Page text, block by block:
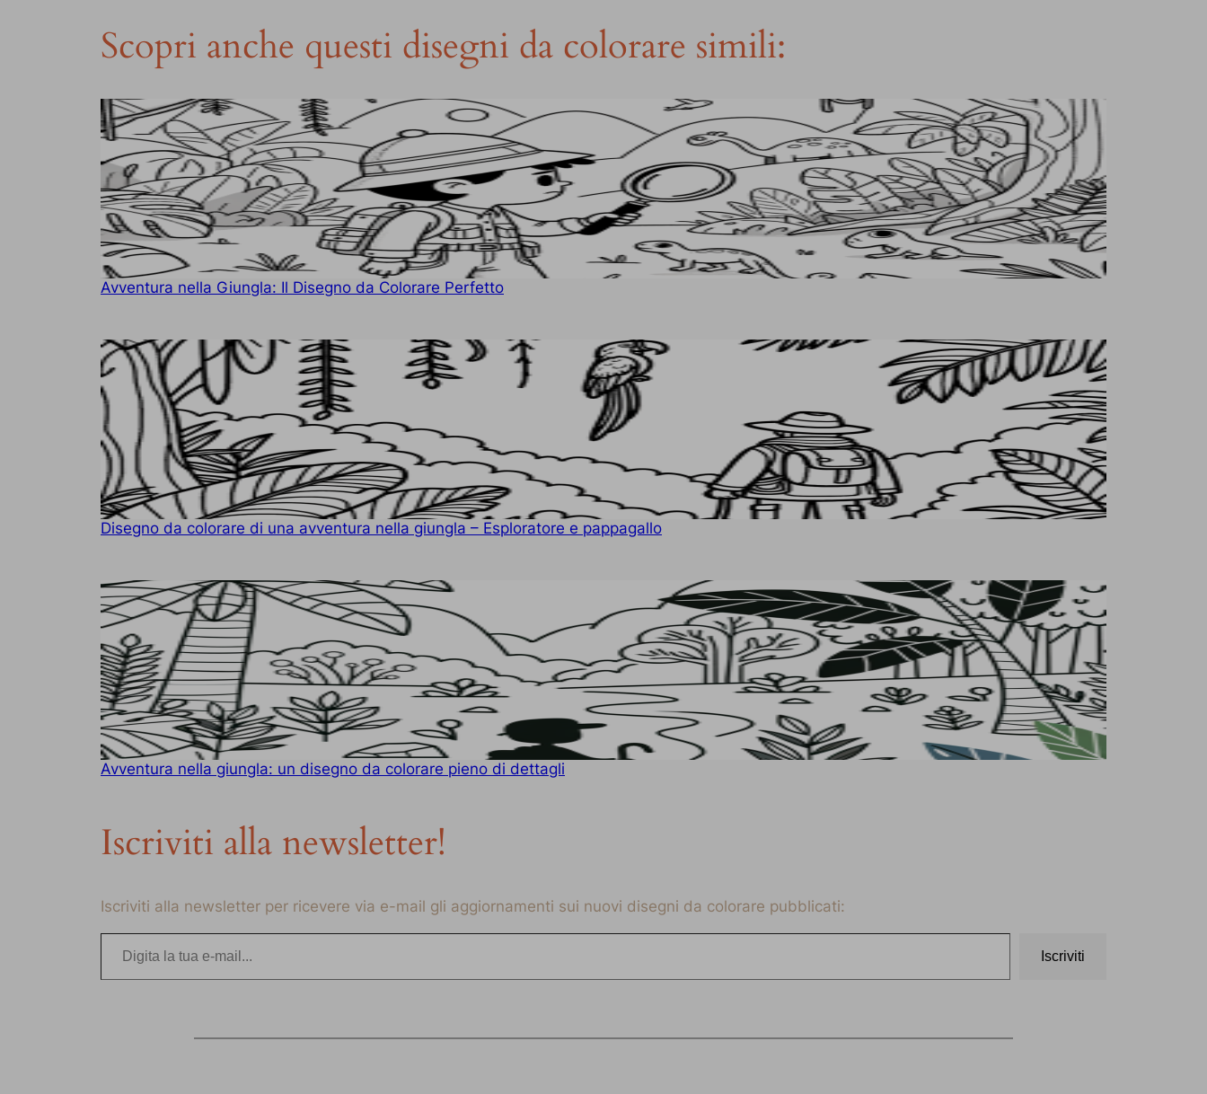
Scopri anche questi disegni da colorare simili:
Avventura nella Giungla: Il Disegno da Colorare Perfetto
Disegno da colorare di una avventura nella giungla – Esploratore e pappagallo
Avventura nella giungla: un disegno da colorare pieno di dettagli
Iscriviti alla newsletter!
Iscriviti alla newsletter per ricevere via e-mail gli aggiornamenti sui nuovi disegni da colorare pubblicati:
Digita la tua e-mail…
Iscriviti